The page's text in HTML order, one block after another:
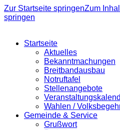
Zur Startseite springenZum
springen
Startseite
Aktuelles
Bekanntmachungen
Breitbandausbau
Notruftafel
Stellenangebote
Wahlen /
Gemeinde & Service
Grußwort